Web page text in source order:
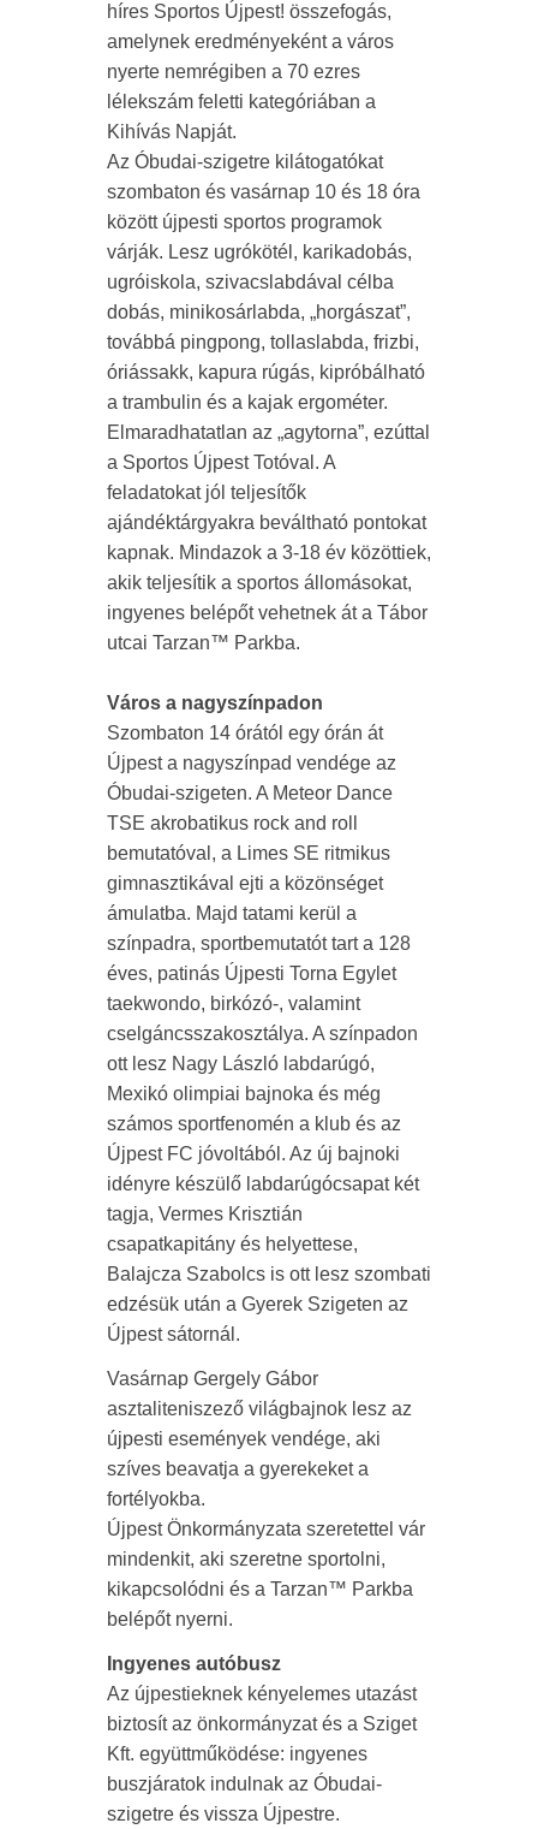
híres Sportos Újpest! összefogás,
amelynek eredményeként a város
nyerte nemrégiben a 70 ezres
lélekszám feletti kategóriában a
Kihívás Napját.
Az Óbudai-szigetre kilátogatókat
szombaton és vasárnap 10 és 18 óra
között újpesti sportos programok
várják. Lesz ugrókötél, karikadobás,
ugróiskola, szivacslabdával célba
dobás, minikosárlabda, „horgászat”,
továbbá pingpong, tollaslabda, frizbi,
óriássakk, kapura rúgás, kipróbálható
a trambulin és a kajak ergométer.
Elmaradhatatlan az „agytorna”, ezúttal
a Sportos Újpest Totóval. A
feladatokat jól teljesítők
ajándéktárgyakra beváltható pontokat
kapnak. Mindazok a 3-18 év közöttiek,
akik teljesítik a sportos állomásokat,
ingyenes belépőt vehetnek át a Tábor
utcai Tarzan™ Parkba.
Város a nagyszínpadon
Szombaton 14 órától egy órán át
Újpest a nagyszínpad vendége az
Óbudai-szigeten. A Meteor Dance
TSE akrobatikus rock and roll
bemutatóval, a Limes SE ritmikus
gimnasztikával ejti a közönséget
ámulatba. Majd tatami kerül a
színpadra, sportbemutatót tart a 128
éves, patinás Újpesti Torna Egylet
taekwondo, birkózó-, valamint
cselgáncsszakosztálya. A színpadon
ott lesz Nagy László labdarúgó,
Mexikó olimpiai bajnoka és még
számos sportfenomén a klub és az
Újpest FC jóvoltából. Az új bajnoki
idényre készülő labdarúgócsapat két
tagja, Vermes Krisztián
csapatkapitány és helyettese,
Balajcza Szabolcs is ott lesz szombati
edzésük után a Gyerek Szigeten az
Újpest sátornál.
Vasárnap Gergely Gábor
asztaliteniszező világbajnok lesz az
újpesti események vendége, aki
szíves beavatja a gyerekeket a
fortélyokba.
Újpest Önkormányzata szeretettel vár
mindenkit, aki szeretne sportolni,
kikapcsolódni és a Tarzan™ Parkba
belépőt nyerni.
Ingyenes autóbusz
Az újpestieknek kényelemes utazást
biztosít az önkormányzat és a Sziget
Kft. együttműködése: ingyenes
buszjáratok indulnak az Óbudai-
szigetre és vissza Újpestre.